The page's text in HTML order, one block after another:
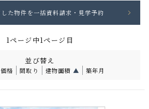
1ページ中1ページ目
並び替え
価格 間取り 建物面積 ▲ 築年月